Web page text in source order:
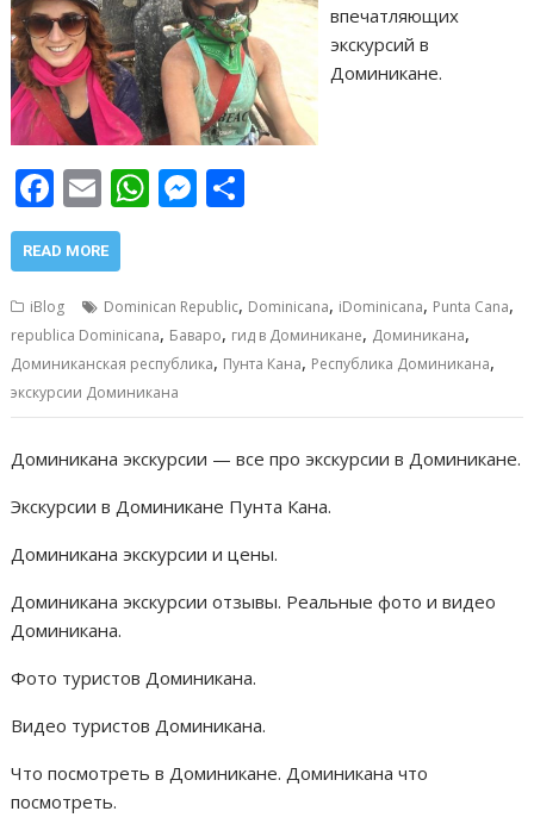
впечатляющих
экскурсий в
Доминикане.
F
ac
e
b
o
o
k
E
m
ai
l
W
s
A
p
p
M
e
n
g
er
р
а
в
и
т
ь
READ MORE
iBlog Dominican Republic, Dominicana, iDominicana, Punta Cana,
republica Dominicana, Баваро, гид в Доминикане, Доминикана,
Доминиканская республика, Пунта Кана, Республика Доминикана,
экскурсии Доминикана
Доминикана экскурсии — все про экскурсии в Доминикане.
Экскурсии в Доминикане Пунта Кана.
Доминикана экскурсии и цены.
Доминикана экскурсии отзывы. Реальные фото и видео
Доминикана.
Фото туристов Доминикана.
Видео туристов Доминикана.
Что посмотреть в Доминикане. Доминикана что
посмотреть.